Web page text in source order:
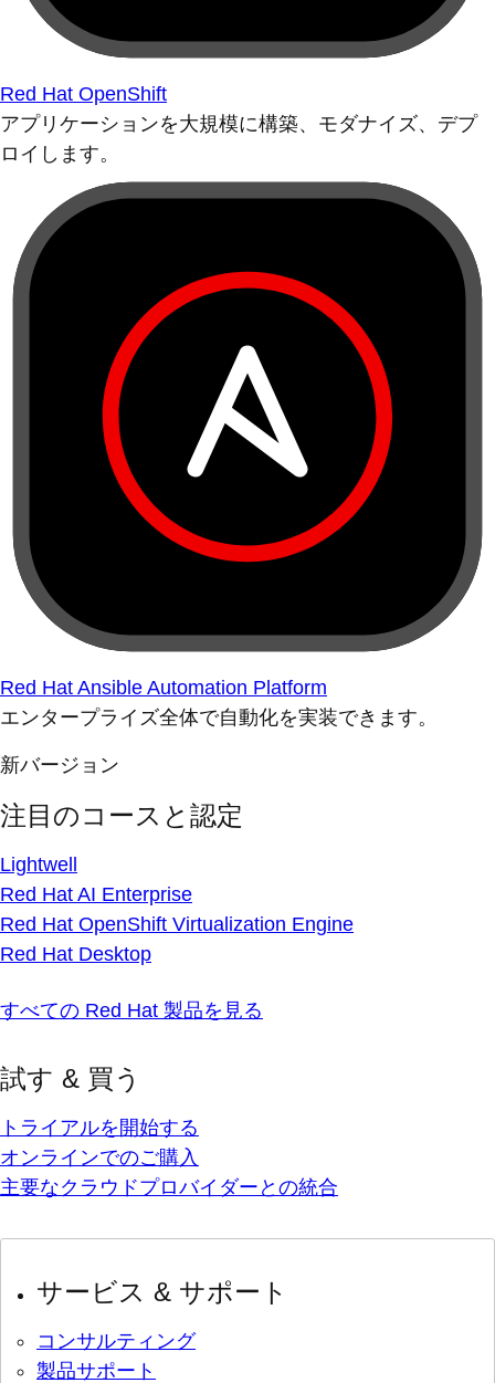
Red Hat OpenShift
アプリケーションを大規模に構築、モダナイズ、デプ
ロイします。
Red Hat Ansible Automation Platform
エンタープライズ全体で自動化を実装できます。
新バージョン
注目のコースと認定
Lightwell
Red Hat AI Enterprise
Red Hat OpenShift Virtualization Engine
Red Hat Desktop
すべての Red Hat 製品を見る
試す & 買う
トライアルを開始する
オンラインでのご購入
主要なクラウドプロバイダーとの統合
サービス & サポート
コンサルティング
製品サポート